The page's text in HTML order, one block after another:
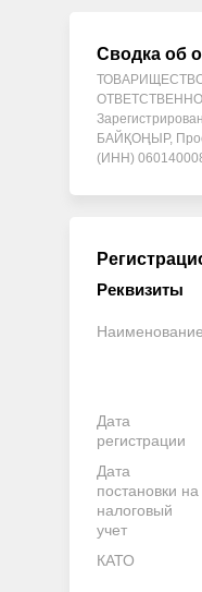
Сводка об
БАЙҚОҢЫР,
(ИНН)
Реквизиты
Наименование
Дата
регистрации
Дата
постановки на
налоговый
учет
КАТО